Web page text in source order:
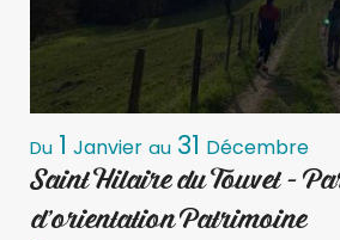
Du 1 Janvier au 31 Décembre
Saint Hilaire du Touvet -
d'orientation Patrimoine